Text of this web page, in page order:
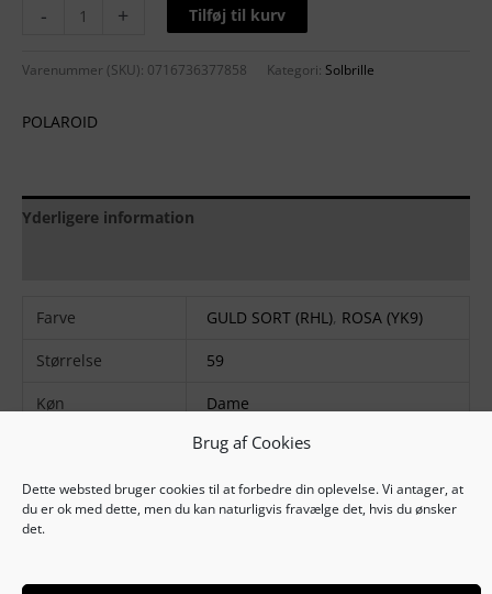
Brug af Cookies
Dette websted bruger cookies til at forbedre din oplevelse. Vi antager, at
du er ok med dette, men du kan naturligvis fravælge det, hvis du ønsker
det.
- + Tilføj til kurv
Varenummer (SKU): 0716736377858 Kategori: Solbrille
POLAROID
Yderligere information
Farve GULD SORT (RHL), ROSA (YK9)
Størrelse 59
Køn Dame
RHL,YK9
Stel matriale Metal